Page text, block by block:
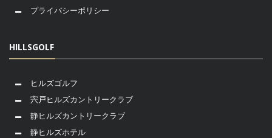
プライバシーポリシー
HILLSGOLF
ヒルズゴルフ
宍戸ヒルズカントリークラブ
静ヒルズカントリークラブ
静ヒルズホテル